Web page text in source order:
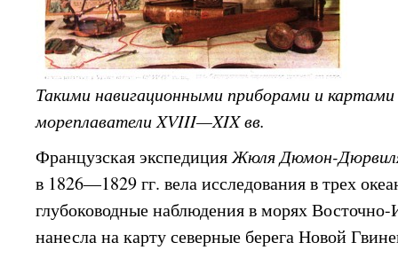
Такими навигационными приборами и картами
мореплаватели XVIII—XIX вв.
Французская экспедицияЖюля Дюмон-
в 1826—1829 гг. вела исследования в трех
глубоководные наблюдения в морях
нанесла на карту северные берега Новой